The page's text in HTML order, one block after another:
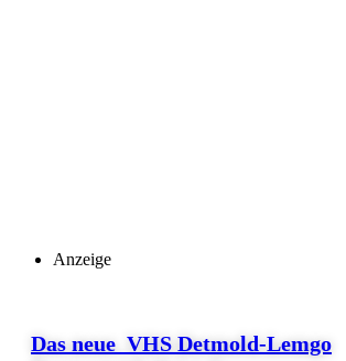
Anzeige
Das neue VHS Detmold-Lemgo